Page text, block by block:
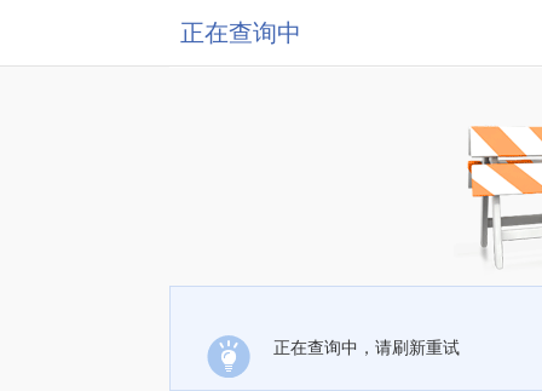
正在查询中
正在查询中，请刷新重试